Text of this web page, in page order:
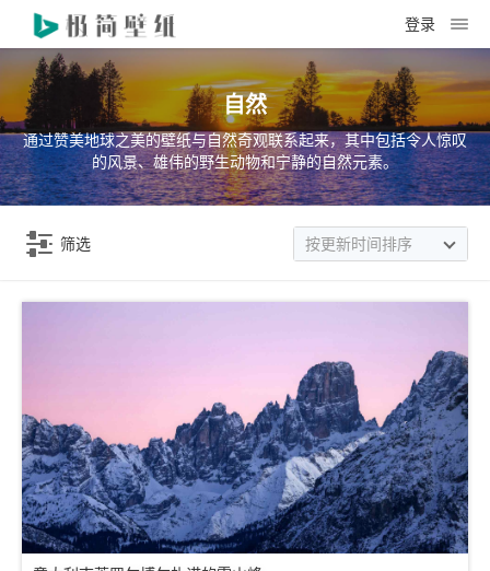
登录
自然
通过赞美地球之美的壁纸与自然奇观联系起来，其中包括令人惊叹
的风景、雄伟的野生动物和宁静的自然元素。
筛选 按更新时间排序